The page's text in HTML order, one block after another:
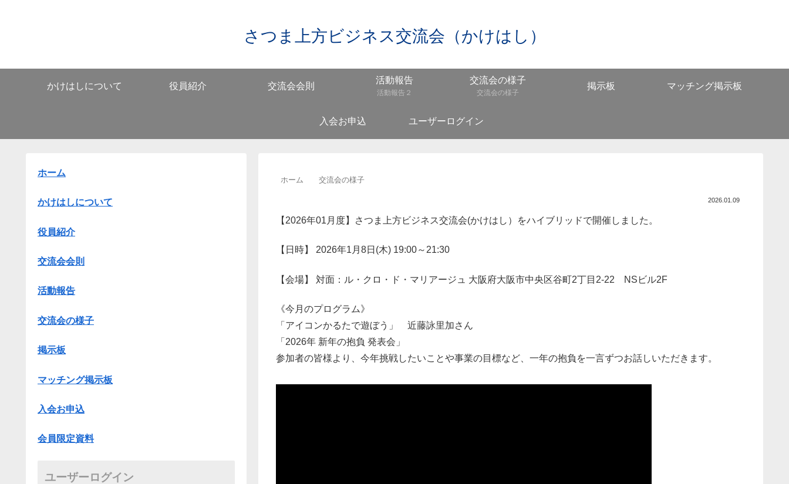
さつま上方ビジネス交流会（かけはし）
かけはしについて 役員紹介 交流会会則
活動報告
活動報告２
交流会の様子
交流会の様子
掲示板 マッチング掲示板
入会お申込 ユーザーログイン
ホーム 交流会の様子
2026.01.09
【2026年01月度】さつま上方ビジネス交流会(かけはし）をハイブリッドで開催しました。
【日時】 2026年1月8日(木) 19:00～21:30
【会場】 対面：ル・クロ・ド・マリアージュ 大阪府大阪市中央区谷町2丁目2-22 NSビル2F
《今月のプログラム》
「アイコンかるたで遊ぼう」 近藤詠里加さん
「2026年 新年の抱負 発表会」
参加者の皆様より、今年挑戦したいことや事業の目標など、一年の抱負を一言ずつお話しいただきます。
ホーム
かけはしについて
役員紹介
交流会会則
活動報告
交流会の様子
掲示板
マッチング掲示板
入会お申込
会員限定資料
ユーザーログイン